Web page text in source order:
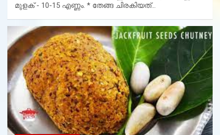
മുളക് - 10-15 എണ്ണം. * തേങ്ങ ചിരകിയത്…